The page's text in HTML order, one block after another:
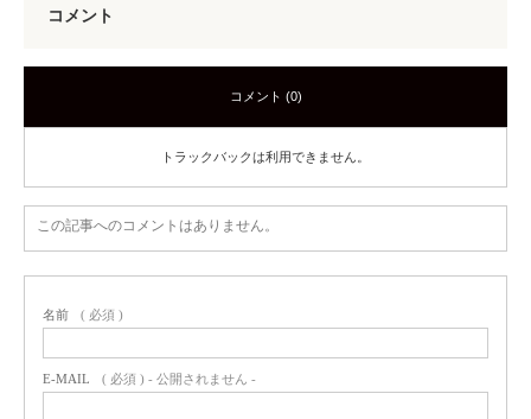
コメント
コメント (0)
トラックバックは利用できません。
この記事へのコメントはありません。
名前 ( 必須 )
E-MAIL ( 必須 ) - 公開されません -